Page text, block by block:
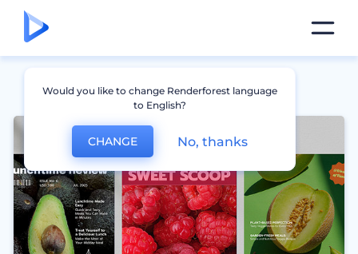
Would you like to change Renderforest language
to English?
CHANGE No, thanks